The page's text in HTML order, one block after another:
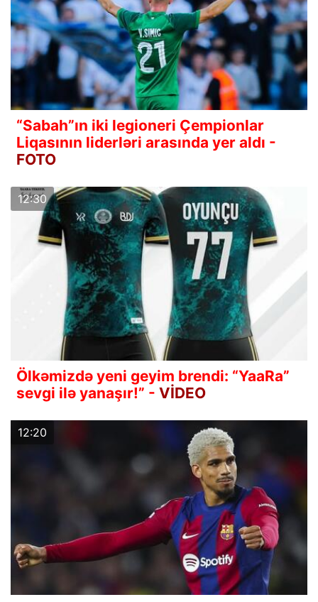
“Sabah”ın iki legioneri Çempionlar
Liqasının liderləri arasında yer aldı -
FOTO
12:30
Ölkəmizdə yeni geyim brendi: “YaaRa”
sevgi ilə yanaşır!” - VİDEO
12:20